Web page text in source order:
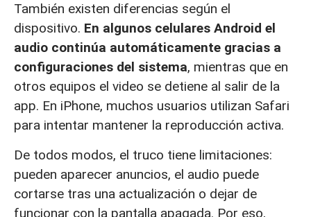
También existen diferencias según el
dispositivo. En algunos celulares Android el
audio continúa automáticamente gracias a
configuraciones del sistema, mientras que en
otros equipos el video se detiene al salir de la
app. En iPhone, muchos usuarios utilizan Safari
para intentar mantener la reproducción activa.
De todos modos, el truco tiene limitaciones:
pueden aparecer anuncios, el audio puede
cortarse tras una actualización o dejar de
funcionar con la pantalla apagada. Por eso,